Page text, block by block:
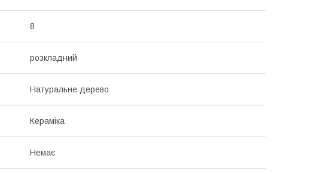
8
розкладний
Натуральне дерево
Кераміка
Немає